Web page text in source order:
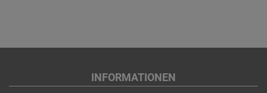
INFORMATIONEN